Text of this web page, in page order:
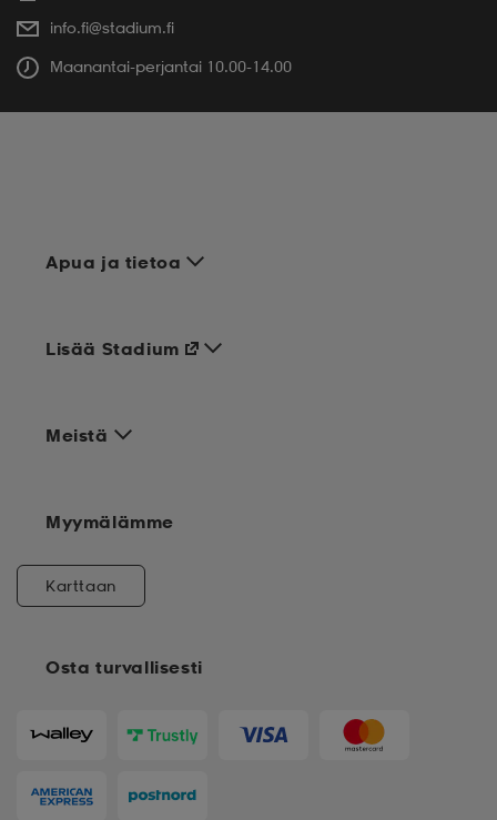
info.fi@stadium.fi
Maanantai-perjantai 10.00-14.00
Apua ja tietoa
Meistä
Osta turvallisesti
Lisää Stadium
Myymälämme
Karttaan